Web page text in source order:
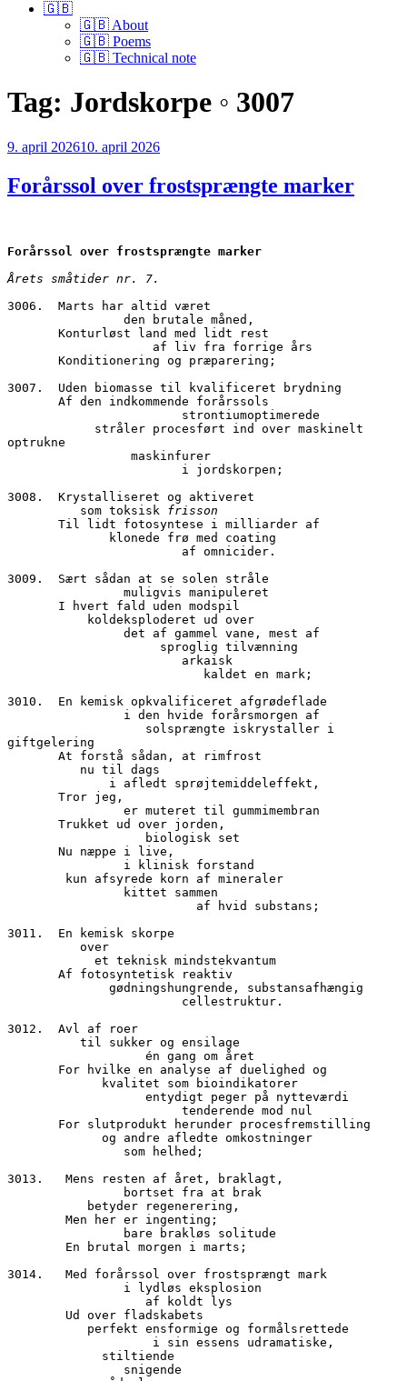
🇬🇧
🇬🇧 About
🇬🇧 Poems
🇬🇧 Technical note
Tag: Jordskorpe ◦ 3007
Udgivet
9. april 202610. april 2026
Forårssol over frostsprængte marker
Forårssol over frostsprængte marker
Årets småtider nr. 7.
3006.  Marts har altid været
		den brutale måned,
       Konturløst land med lidt rest
		    af liv fra forrige års
       Konditionering og præparering;
3007.  Uden biomasse til kvalificeret brydning
       Af den indkommende forårssols
			strontiumoptimerede
optrukne
                 maskinfurer
			i jordskorpen;
3008.  Krystalliseret og aktiveret
	  som toksisk
frisson
       Til lidt fotosyntese i milliarder af
              klonede frø med coating
			af omnicider.
3009.  Sært sådan at se solen stråle
		muligvis manipuleret
       I hvert fald uden modspil
	   koldeksploderet ud over
	        det af gammel vane, mest af
		     sproglig tilvænning
			arkaisk
			   kaldet en mark;
3010.  En kemisk opkvalificeret afgrødeflade
		i den hvide forårsmorgen af
giftgelering
       At forstå sådan, at rimfrost
	  nu til dags
              i afledt sprøjtemiddeleffekt,
       Tror jeg,
		er muteret til gummimembran
       Trukket ud over jorden,
		   biologisk set
       Nu næppe i live,
		i klinisk forstand
        kun afsyrede korn af mineraler
		kittet sammen
			  af hvid substans;
3011.  En kemisk skorpe
          over
            et teknisk mindstekvantum
       Af fotosyntetisk reaktiv
              gødningshungrende, substansafhængig
	 		cellestruktur.
3012.  Avl af roer
	  til sukker og ensilage
		   én gang om året
       For hvilke en analyse af duelighed og
kvalitet som bioindikatorer
		   entydigt peger på nytteværdi
			tenderende mod nul
       For slutprodukt herunder procesfremstilling
             og andre afledte omkostninger
                som helhed;
3013.	Mens resten af året, braklagt,
		bortset fra at brak
	   betyder regenerering,
	Men her er ingenting;
	        bare brakløs solitude
        En brutal morgen i marts;
3014.	Med forårssol over frostsprængt mark
		i lydløs eksplosion
		   af koldt lys
        Ud over fladskabets
           perfekt ensformige og formålsrettede
		    i sin essens udramatiske,
	     stiltiende
		snigende